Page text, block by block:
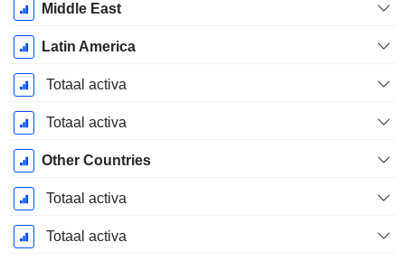
Middle East
Latin America
Totaal activa
Totaal activa
Other Countries
Totaal activa
Totaal activa